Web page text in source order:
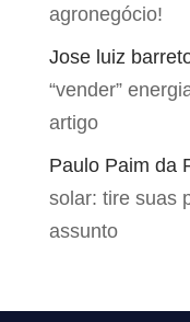
agronegócio!
Jose luiz
“vender”
artigo
Paulo Paim da
solar: tire suas
assunto